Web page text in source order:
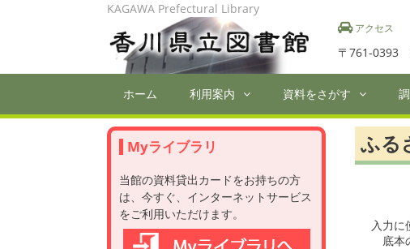
アクセス
〒761-0393
KAGAWA Prefectural Library
ホーム 利用案内 資料をさがす
ふる
入力に
底本
Myライブラリ
当館の資料貸出カードをお持ちの方
は、今すぐ、インターネットサービス
をご利用いただけます。